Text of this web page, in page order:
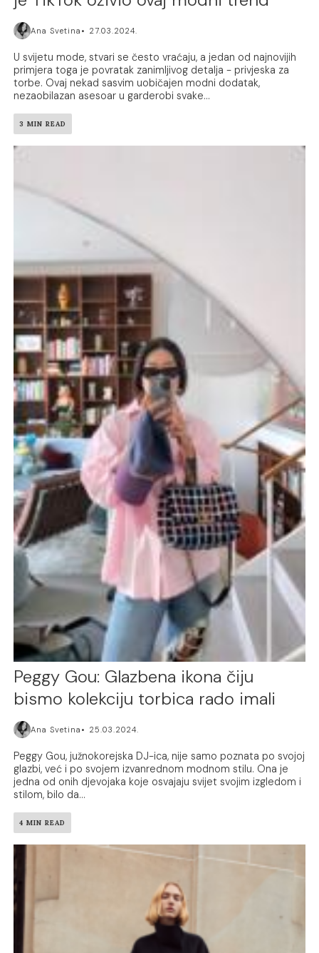
Ana Svetina 27.03.2024.
U svijetu mode, stvari se često vraćaju, a jedan od najnovijih
primjera toga je povratak zanimljivog detalja - privjeska za
torbe. Ovaj nekad sasvim uobičajen modni dodatak,
nezaobilazan asesoar u garderobi svake...
3 MIN READ
Peggy Gou: Glazbena ikona čiju
bismo kolekciju torbica rado imali
Ana Svetina 25.03.2024.
Peggy Gou, južnokorejska DJ-ica, nije samo poznata po svojoj
glazbi, već i po svojem izvanrednom modnom stilu. Ona je
jedna od onih djevojaka koje osvajaju svijet svojim izgledom i
stilom, bilo da...
4 MIN READ